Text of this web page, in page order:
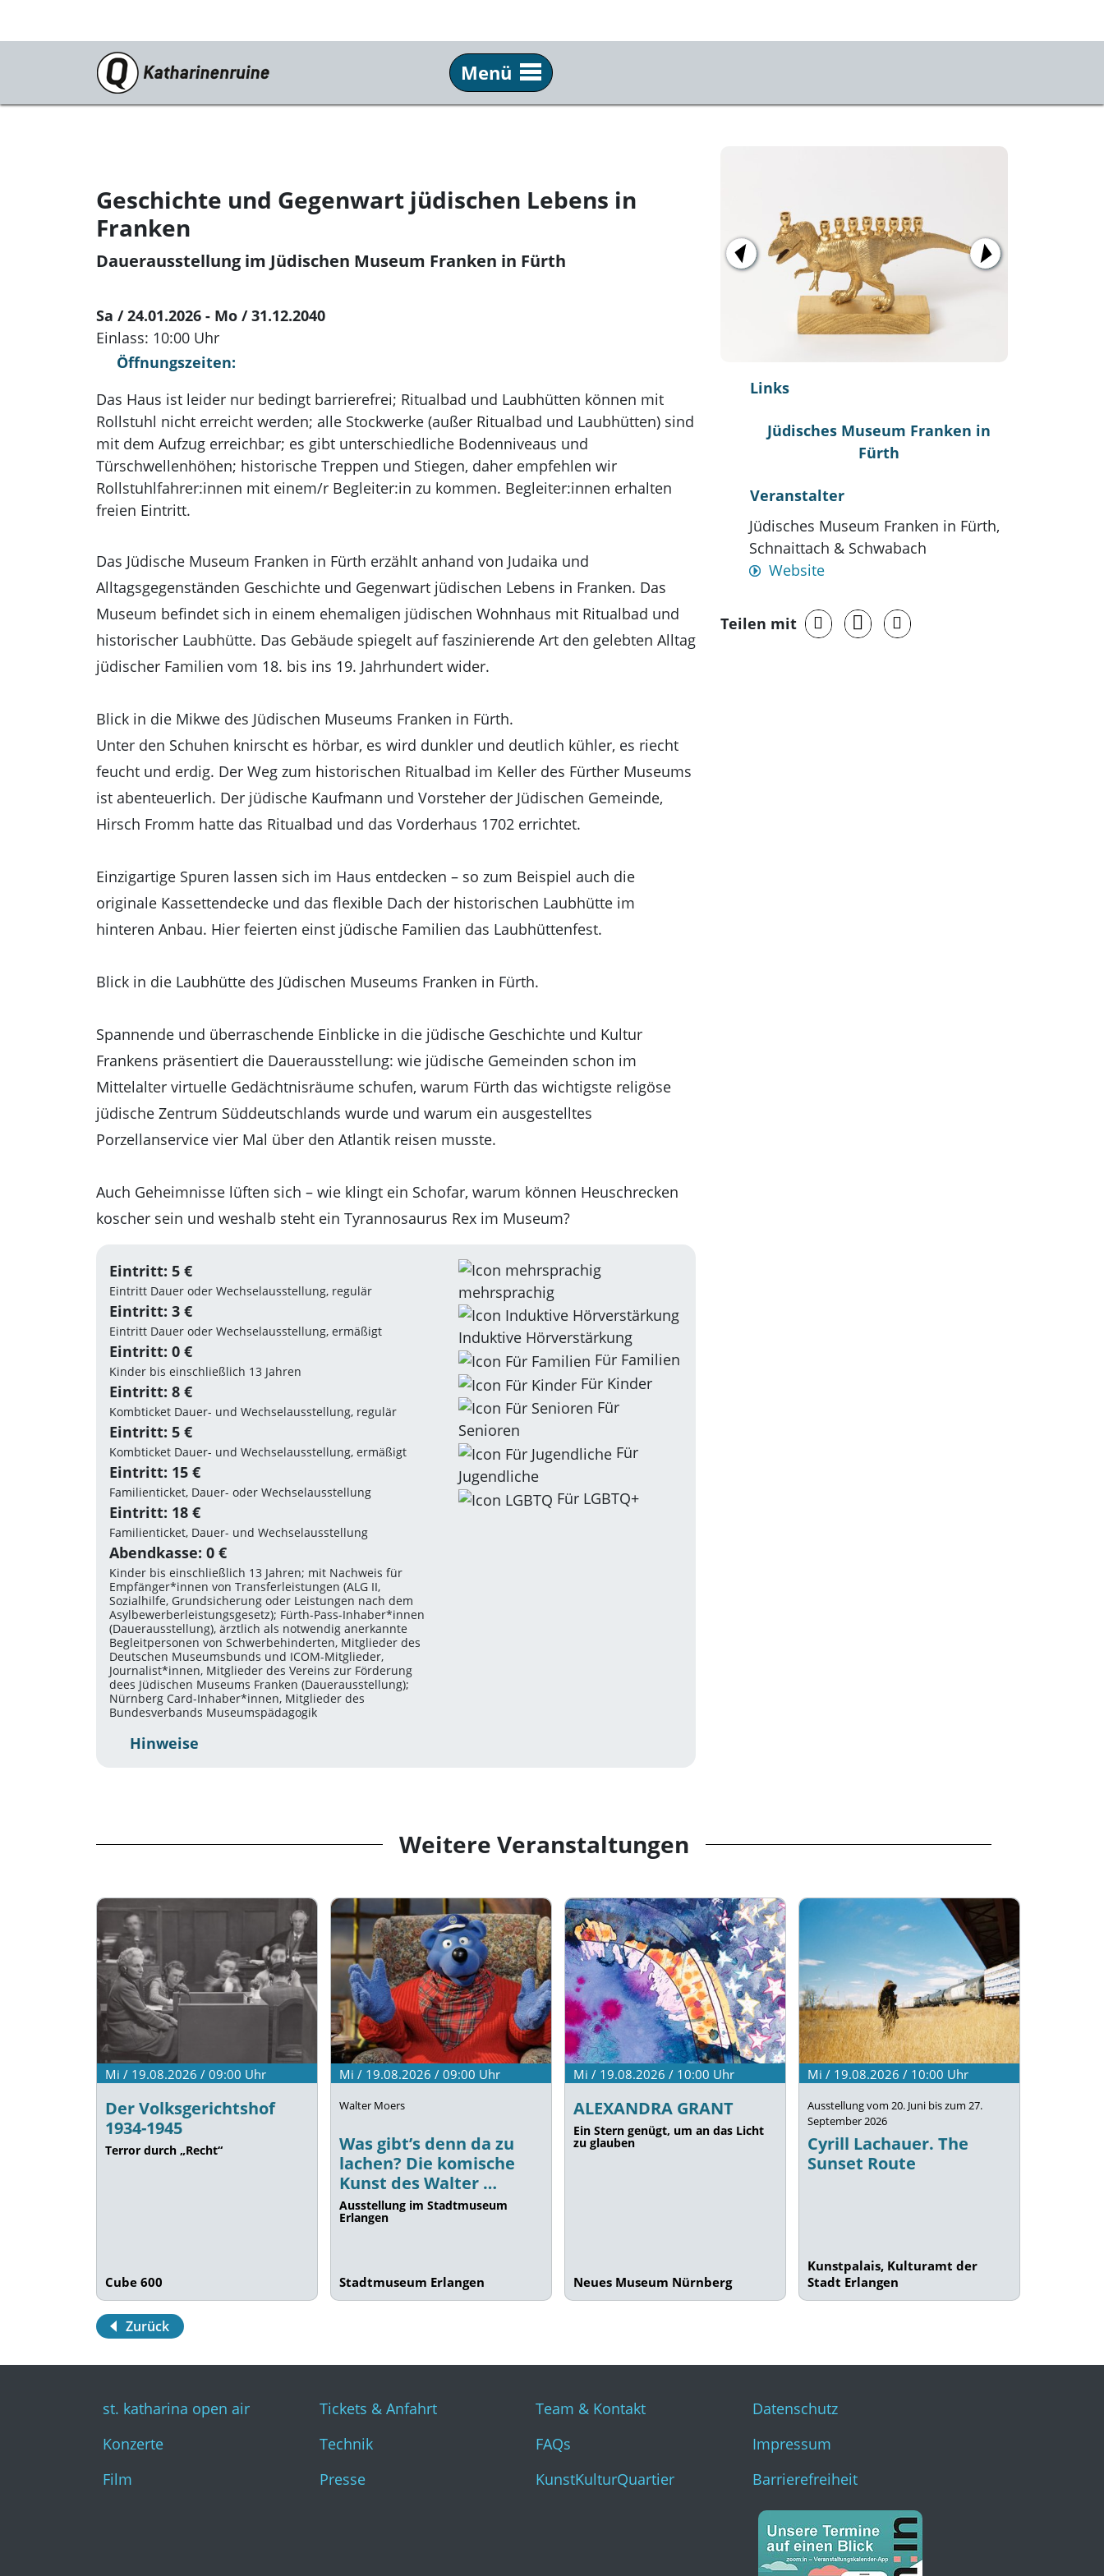
Menü
Programm
Film
Info
Presse
Über uns
KunstKulturQuartier
Geschichte und Gegenwart jüdischen Lebens in
Franken
Dauerausstellung im Jüdischen Museum Franken in Fürth
Sa / 24.01.2026 - Mo / 31.12.2040
Einlass: 10:00 Uhr
Öffnungszeiten:
Das Haus ist leider nur bedingt barrierefrei; Ritualbad und Laubhütten können mit
Rollstuhl nicht erreicht werden; alle Stockwerke (außer Ritualbad und Laubhütten) sind
mit dem Aufzug erreichbar; es gibt unterschiedliche Bodenniveaus und
Türschwellenhöhen; historische Treppen und Stiegen, daher empfehlen wir
Rollstuhlfahrer:innen mit einem/r Begleiter:in zu kommen. Begleiter:innen erhalten
freien Eintritt.
Das Jüdische Museum Franken in Fürth erzählt anhand von Judaika und
Alltagsgegenständen Geschichte und Gegenwart jüdischen Lebens in Franken. Das
Museum befindet sich in einem ehemaligen jüdischen Wohnhaus mit Ritualbad und
historischer Laubhütte. Das Gebäude spiegelt auf faszinierende Art den gelebten Alltag
jüdischer Familien vom 18. bis ins 19. Jahrhundert wider.
Blick in die Mikwe des Jüdischen Museums Franken in Fürth.
Unter den Schuhen knirscht es hörbar, es wird dunkler und deutlich kühler, es riecht
feucht und erdig. Der Weg zum historischen Ritualbad im Keller des Fürther Museums
ist abenteuerlich. Der jüdische Kaufmann und Vorsteher der Jüdischen Gemeinde,
Hirsch Fromm hatte das Ritualbad und das Vorderhaus 1702 errichtet.
Einzigartige Spuren lassen sich im Haus entdecken – so zum Beispiel auch die
originale Kassettendecke und das flexible Dach der historischen Laubhütte im
hinteren Anbau. Hier feierten einst jüdische Familien das Laubhüttenfest.
Blick in die Laubhütte des Jüdischen Museums Franken in Fürth.
Spannende und überraschende Einblicke in die jüdische Geschichte und Kultur
Frankens präsentiert die Dauerausstellung: wie jüdische Gemeinden schon im
Mittelalter virtuelle Gedächtnisräume schufen, warum Fürth das wichtigste religöse
jüdische Zentrum Süddeutschlands wurde und warum ein ausgestelltes
Porzellanservice vier Mal über den Atlantik reisen musste.
Auch Geheimnisse lüften sich – wie klingt ein Schofar, warum können Heuschrecken
koscher sein und weshalb steht ein Tyrannosaurus Rex im Museum?
Eintritt: 5 €
Eintritt Dauer oder Wechselausstellung, regulär
Eintritt: 3 €
Eintritt Dauer oder Wechselausstellung, ermäßigt
Eintritt: 0 €
Kinder bis einschließlich 13 Jahren
Eintritt: 8 €
Kombticket Dauer- und Wechselausstellung, regulär
Eintritt: 5 €
Kombticket Dauer- und Wechselausstellung, ermäßigt
Eintritt: 15 €
Familienticket, Dauer- oder Wechselausstellung
Eintritt: 18 €
Familienticket, Dauer- und Wechselausstellung
Abendkasse: 0 €
Kinder bis einschließlich 13 Jahren; mit Nachweis für
Empfänger*innen von Transferleistungen (ALG II,
Sozialhilfe, Grundsicherung oder Leistungen nach dem
Asylbewerberleistungsgesetz); Fürth-Pass-Inhaber*innen
(Dauerausstellung), ärztlich als notwendig anerkannte
Begleitpersonen von Schwerbehinderten, Mitglieder des
Deutschen Museumsbunds und ICOM-Mitglieder,
Journalist*innen, Mitglieder des Vereins zur Förderung
dees Jüdischen Museums Franken (Dauerausstellung);
Nürnberg Card-Inhaber*innen, Mitglieder des
Bundesverbands Museumspädagogik
Hinweise
mehrsprachig
Induktive Hörverstärkung
Für Familien
Für Kinder
Für
Senioren
Für
Jugendliche
Für LGBTQ+
Links
Jüdisches Museum Franken in
Fürth
Veranstalter
Jüdisches Museum Franken in Fürth,
Schnaittach & Schwabach
Website
Teilen mit
Weitere Veranstaltungen
Mi / 19.08.2026 / 09:00 Uhr
Der Volksgerichtshof
1934-1945
Terror durch „Recht“
Cube 600
Mi / 19.08.2026 / 09:00 Uhr
Walter Moers
Was gibt’s denn da zu
lachen? Die komische
Kunst des Walter …
Ausstellung im Stadtmuseum
Erlangen
Stadtmuseum Erlangen
Mi / 19.08.2026 / 10:00 Uhr
ALEXANDRA GRANT
Ein Stern genügt, um an das Licht
zu glauben
Neues Museum Nürnberg
Mi / 19.08.2026 / 10:00 Uhr
Ausstellung vom 20. Juni bis zum 27.
September 2026
Cyrill Lachauer. The
Sunset Route
Kunstpalais, Kulturamt der
Stadt Erlangen
Zurück
st. katharina open air
Konzerte
Film
Tickets & Anfahrt
Technik
Presse
Team & Kontakt
FAQs
KunstKulturQuartier
Datenschutz
Impressum
Barrierefreiheit